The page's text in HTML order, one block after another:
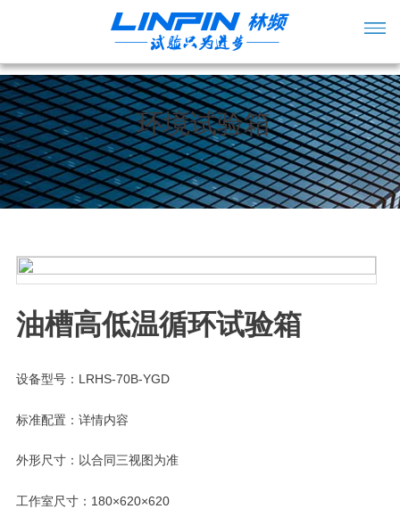
环境试验箱
油槽高低温循环试验箱
设备型号：LRHS-70B-YGD
标准配置：详情内容
外形尺寸：以合同三视图为准
工作室尺寸：180×620×620